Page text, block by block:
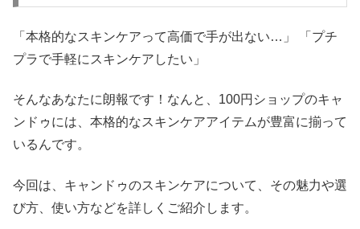
「本格的なスキンケアって高価で手が出ない…」 「プチ
プラで手軽にスキンケアしたい」
そんなあなたに朗報です！なんと、100円ショップのキャ
ンドゥには、本格的なスキンケアアイテムが豊富に揃って
いるんです。
今回は、キャンドゥのスキンケアについて、その魅力や選
び方、使い方などを詳しくご紹介します。